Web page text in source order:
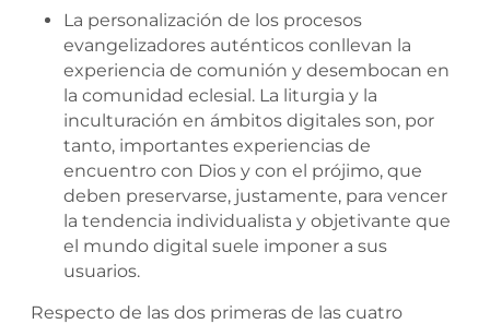
La personalización de los procesos
evangelizadores auténticos conllevan la
experiencia de comunión y desembocan en
la comunidad eclesial. La liturgia y la
inculturación en ámbitos digitales son, por
tanto, importantes experiencias de
encuentro con Dios y con el prójimo, que
deben preservarse, justamente, para vencer
la tendencia individualista y objetivante que
el mundo digital suele imponer a sus
usuarios.
Respecto de las dos primeras de las cuatro